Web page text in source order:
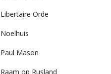
Libertaire Orde
Noelhuis
Paul Mason
Raam op Rusland